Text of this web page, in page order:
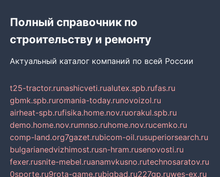
Полный справочник по
строительству и ремонту
Актуальный каталог компаний по всей России
t25-tractor.runashicveti.rualutex.spb.rufas.ru
gbmk.spb.ruromania-today.runovoizol.ru
airheat-spb.rufisika.home.nov.ruorakul.spb.ru
demo.home.nov.rumnso.ruhome.nov.rucemko.ru
comp-land.org7gazet.rubicom-oil.rusuperiorsearch.ru
bulgarianedvizhimost.rusn-hram.rusenovosti.ru
fexer.rusnite-mebel.ruanamvkusno.rutechnosaratov.ru
0sporte.ru9rota-game.rubigbad.ru227gp.ruwes-ex.ru